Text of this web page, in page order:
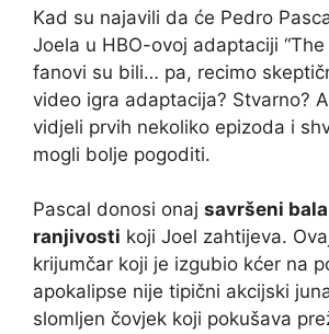
Kad su najavili da će Pedro
Joela u HBO-ovoj adaptaciji “The
fanovi su bili… pa, recimo
video igra adaptacija? Stvarno?
vidjeli prvih nekoliko epizoda i
mogli bolje pogoditi.
Pascal donosi onaj savršeni
ranjivosti koji Joel zahtijeva.
krijumčar koji je izgubio kćer na
apokalipse nije tipični akcijski
slomljen čovjek koji pokušava